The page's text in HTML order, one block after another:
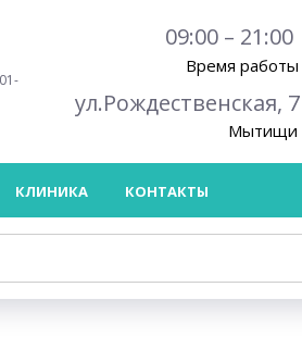
Время работы
Мытищи
ул.Рождественская, 7
09:00 – 21:00
КЛИНИКА КОНТАКТЫ